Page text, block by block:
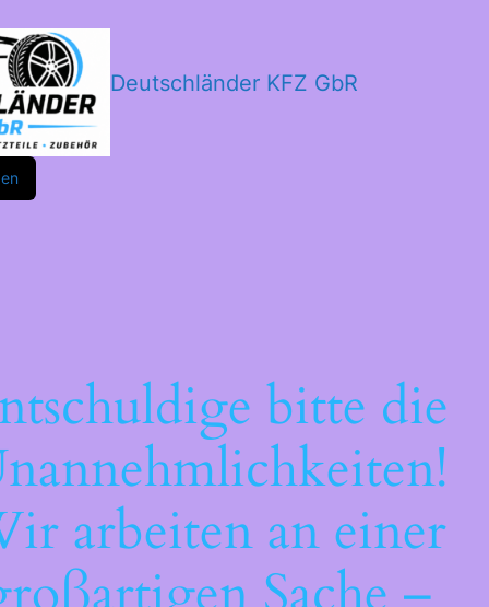
Deutschländer KFZ GbR
bitte die
arbeiten an einer